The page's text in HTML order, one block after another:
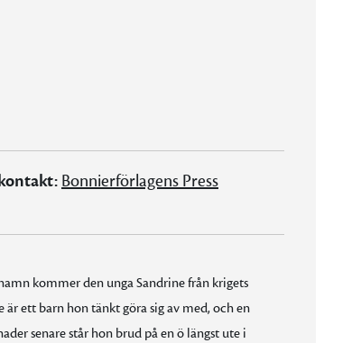
Bonnierförlagens Press
kommer den unga Sandrine från krigets
ett barn hon tänkt göra sig av med, och en
senare står hon brud på en ö längst ute i